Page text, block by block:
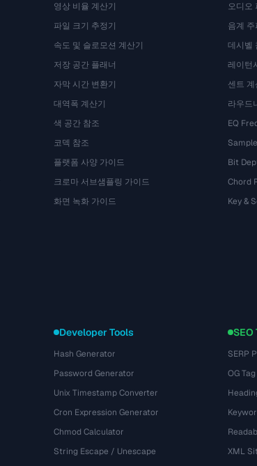
영상 비율 계산기
파일 크기 추정기
속도 및 슬로모션 계산기
저장 공간 플래너
자막 시간 변환기
대역폭 계산기
색 공간 참조
코덱 참조
플랫폼 사양 가이드
크로마 서브샘플링 가이드
화면 녹화 가이드
오디오
음계
데시벨
레이턴
센트 계
라우드
EQ
Bit
Chord
Key &
Developer Tools
Hash Generator
Password Generator
Unix Timestamp Converter
Cron Expression Generator
Chmod Calculator
String Escape / Unescape
SEO
SERP
OG
XML